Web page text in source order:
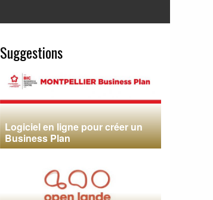
Suggestions
Logiciel en ligne pour créer un
Business Plan